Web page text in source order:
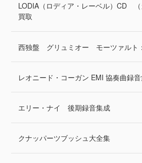
LODIA（ロディア・レーベル）CD
買取
西独盤 グリュミオー モーツァルト
レオニード・コーガン EMI 協奏曲録
エリー・ナイ 後期録音集成
クナッパーツブッシュ大全集